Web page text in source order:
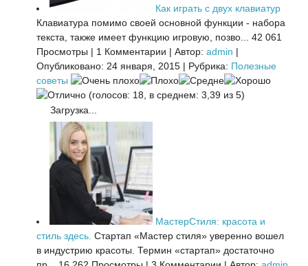
Как играть с двух клавиатур
Клавиатура помимо своей основной функции - набора
текста, также имеет функцию игровую, позво...
42 061
Просмотры | 1 Комментарии | Автор: admin |
Опубликовано: 24 января, 2015 | Рубрика: Полезные
советы
(голосов: 18, в среднем: 3,39 из 5)
Загрузка...
МастерСтиля: красота и
стиль здесь. Стартап «Мастер стиля» уверенно вошел
в индустрию красоты. Термин «стартап» достаточно